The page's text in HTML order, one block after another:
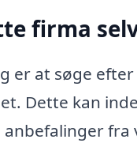
firma
er at søge
Dette kan
fra